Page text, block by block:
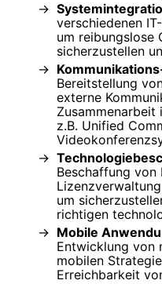
verschiedenen
um reibungslose
sicherzustellen
Bereitstellung
externe
Zusammenarbeit
z.B. Unified
Beschaffung
um
richtigen
Mobile
Entwicklung von
mobilen
Erreichbarkeit